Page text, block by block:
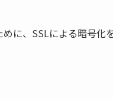
に、SSLによる暗号化